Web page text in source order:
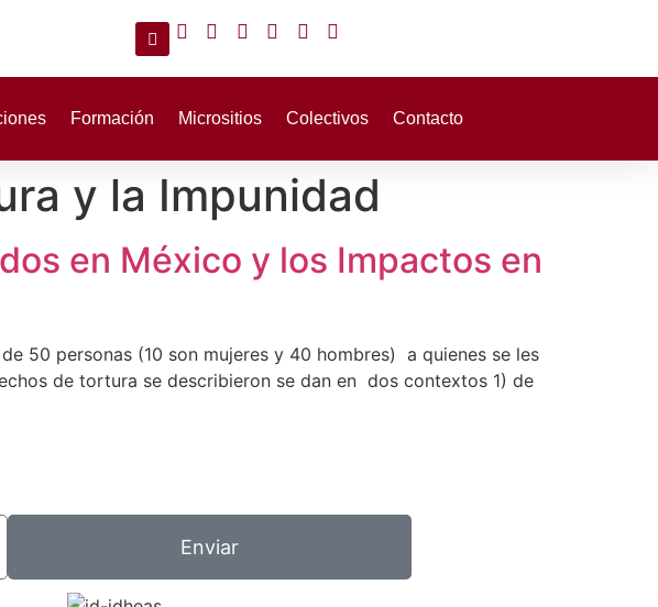
Formación Micrositios Colectivos Contacto
y la Impunidad
en México y los Impactos en
50 personas (10 son mujeres y 40 hombres) a quienes se les
de tortura se describieron se dan en dos contextos 1) de
Enviar